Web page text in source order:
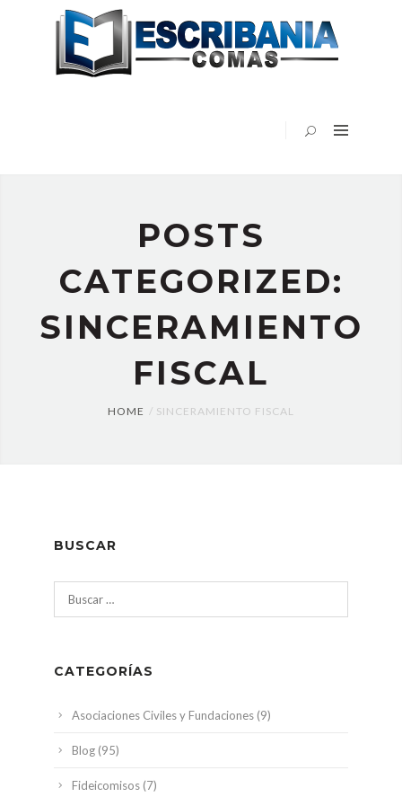
ESCRIBANÍA
CONTACTO
POSTS
CATEGORIZED:
SINCERAMIENTO
FISCAL
HOME SINCERAMIENTO FISCAL
BUSCAR
CATEGORÍAS
Asociaciones Civiles y Fundaciones(9)
Blog(95)
Fideicomisos(7)